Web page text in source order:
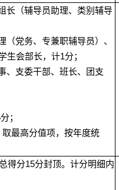
长（辅导员助理、类别辅导
（党务、专兼职辅导员）、
生会部长，计1分；
、支委干部、班长、团支
分；
最高分值项，按年度统
得分15分封顶。计分明细内